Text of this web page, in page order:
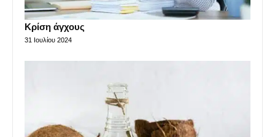
Κρίση άγχους
31 Ιουλίου 2024